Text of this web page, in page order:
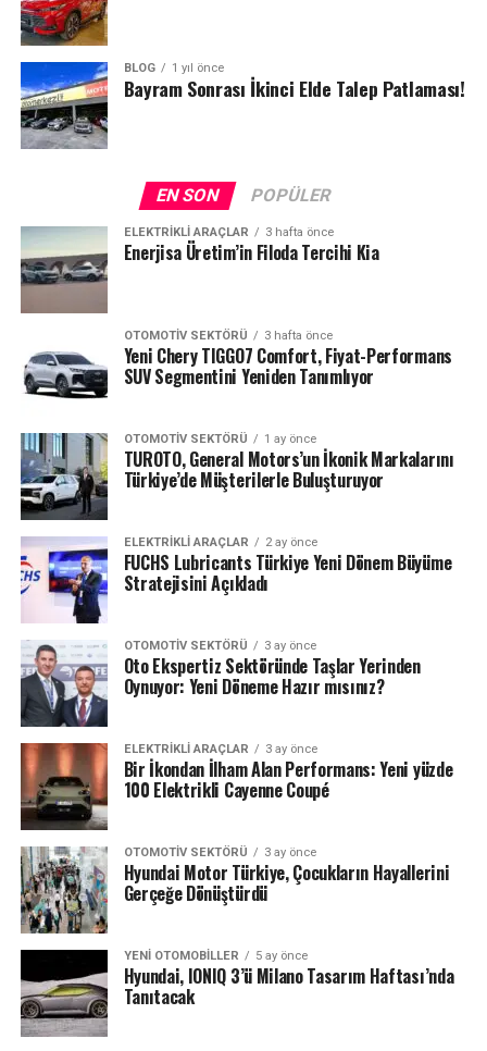
BLOG 1 yıl önce
Bayram Sonrası İkinci Elde Talep Patlaması!
EN SON POPÜLER
ELEKTRIKLI ARAÇLAR 3 hafta önce
Enerjisa Üretim’in Filoda Tercihi Kia
OTOMOTIV SEKTÖRÜ 3 hafta önce
Yeni Chery TIGGO7 Comfort, Fiyat-Performans
SUV Segmentini Yeniden Tanımlıyor
OTOMOTIV SEKTÖRÜ 1 ay önce
TUROTO, General Motors’un İkonik Markalarını
Türkiye’de Müşterilerle Buluşturuyor
ELEKTRIKLI ARAÇLAR 2 ay önce
FUCHS Lubricants Türkiye Yeni Dönem Büyüme
Stratejisini Açıkladı
OTOMOTIV SEKTÖRÜ 3 ay önce
Oto Ekspertiz Sektöründe Taşlar Yerinden
Oynuyor: Yeni Döneme Hazır mısınız?
ELEKTRIKLI ARAÇLAR 3 ay önce
Bir İkondan İlham Alan Performans: Yeni yüzde
100 Elektrikli Cayenne Coupé
OTOMOTIV SEKTÖRÜ 3 ay önce
Hyundai Motor Türkiye, Çocukların Hayallerini
Gerçeğe Dönüştürdü
YENI OTOMOBILLER 5 ay önce
Hyundai, IONIQ 3’ü Milano Tasarım Haftası’nda
Tanıtacak